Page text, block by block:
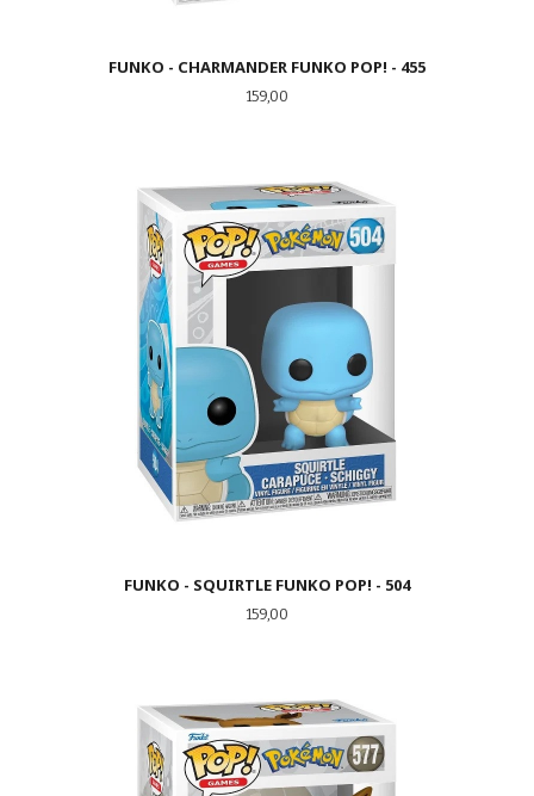
FUNKO - CHARMANDER FUNKO POP! - 455
Pris
159,00
FUNKO - SQUIRTLE FUNKO POP! - 504
Pris
159,00